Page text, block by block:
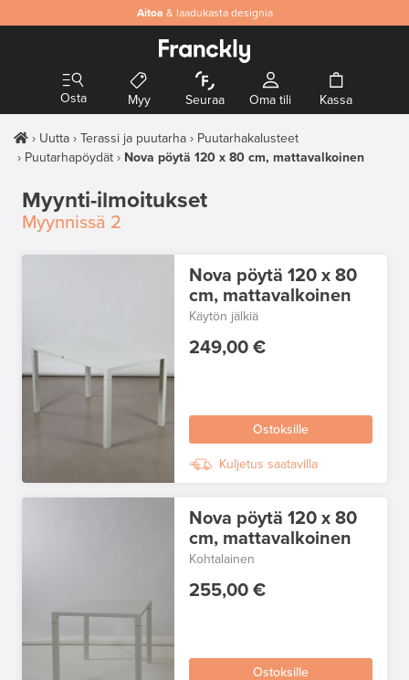
Aitoa & laadukasta designia
Osta Myy Seuraa Oma tili Kassa
Uutta Terassi ja puutarha
Puutarhakalusteet
Puutarhapöydät
Nova pöytä 120 x 80 cm, mattavalkoinen
Myynti-ilmoitukset
Myynnissä 2
Nova pöytä 120 x 80
cm, mattavalkoinen
Käytön jälkiä
249,00 €
Ostoksille
Kuljetus saatavilla
Nova pöytä 120 x 80
cm, mattavalkoinen
Kohtalainen
255,00 €
Ostoksille